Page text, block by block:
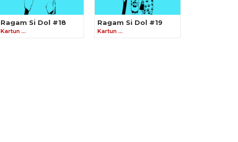
Ragam Si Dol #18
Kartun …
Ragam Si Dol #19
Kartun …